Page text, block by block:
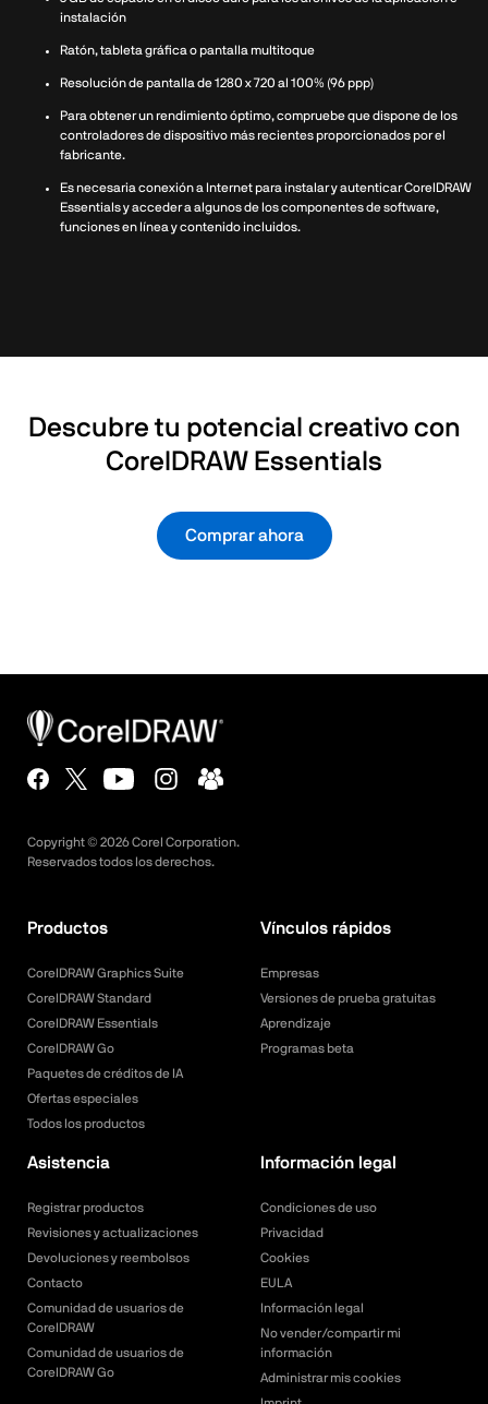
instalación
Ratón, tableta gráfica o pantalla multitoque
Resolución de pantalla de 1280 x 720 al 100% (96 ppp)
Para obtener un rendimiento óptimo, compruebe que dispone de los
controladores de dispositivo más recientes proporcionados por el
fabricante.
Es necesaria conexión a Internet para instalar y autenticar CorelDRAW
Essentials y acceder a algunos de los componentes de software,
funciones en línea y contenido incluidos.
Descubre tu potencial creativo con
CorelDRAW Essentials
Comprar ahora
Copyright © 2026Corel Corporation.
Reservados todos los derechos.
Productos
CorelDRAW Graphics Suite
CorelDRAW Standard
CorelDRAW Essentials
CorelDRAW Go
Paquetes de créditos de IA
Ofertas especiales
Todos los productos
Vínculos rápidos
Empresas
Versiones de prueba gratuitas
Aprendizaje
Programas beta
Asistencia
Registrar productos
Revisiones y actualizaciones
Devoluciones y reembolsos
Contacto
Comunidad de usuarios de
CorelDRAW
Comunidad de usuarios de
CorelDRAW Go
Información legal
Condiciones de uso
Privacidad
Cookies
EULA
Información legal
No vender/compartir mi
información
Administrar mis cookies